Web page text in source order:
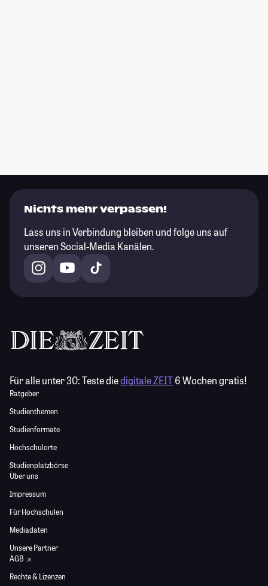
Nichts mehr verpassen!
Lass uns in Verbindung bleiben und folge uns auf
unseren Social-Media Kanälen.
Für alle unter 30:Teste diedigitale ZEIT6 Wochen gratis!
Ratgeber
Studienthemen
Studienformate
Hochschulorte
Studienplatzbörse
Über uns
Impressum
Für Hochschulen
Mediadaten
Unsere Partner
AGB
Rechte & Lizenzen